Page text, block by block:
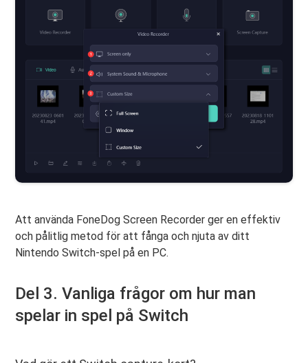
Att använda FoneDog Screen Recorder ger en effektiv
och pålitlig metod för att fånga och njuta av ditt
Nintendo Switch-spel på en PC.
Del 3. Vanliga frågor om hur man
spelar in spel på Switch